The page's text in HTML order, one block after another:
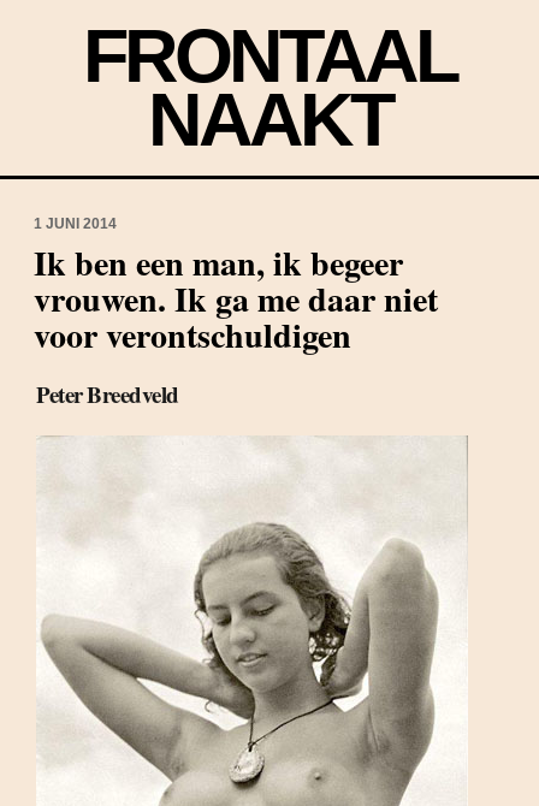
FRONTAAL
NAAKT
1 JUNI 2014
Ik ben een man, ik begeer
vrouwen. Ik ga me daar niet
voor verontschuldigen
Peter Breedveld